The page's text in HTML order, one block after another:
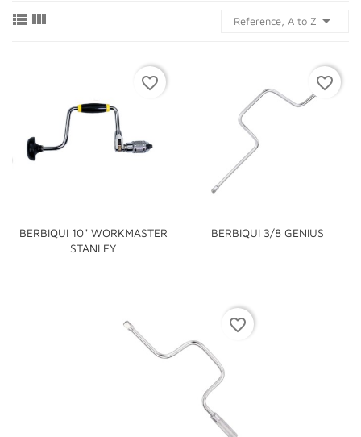
  Reference, A to Z 
BERBIQUI 10" WORKMASTER
STANLEY
favorite_border
BERBIQUI 3/8 GENIUS
favorite_border
favorite_border